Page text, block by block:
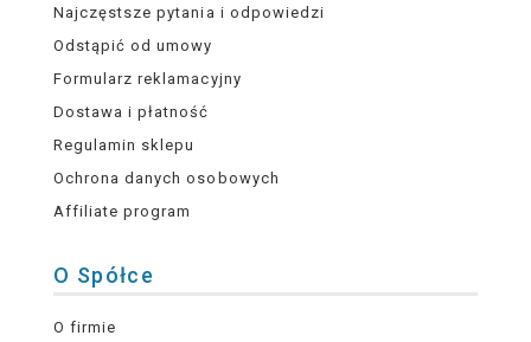
Najczęstsze pytania i odpowiedzi
Odstąpić od umowy
Formularz reklamacyjny
Dostawa i płatność
Regulamin sklepu
Ochrona danych osobowych
Affiliate program
O Spółce
O firmie